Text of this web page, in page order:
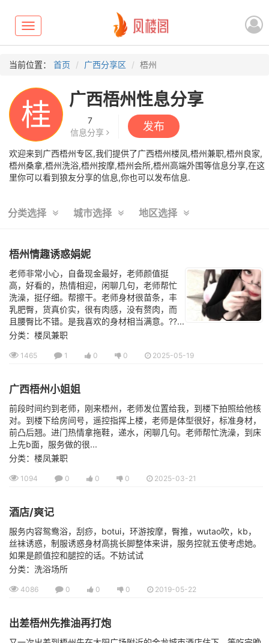
Toggle
navigation
当前位置： 首页 广西分享区 梧州
桂 广西梧州性息分享
7
信息分享
发布
欢迎来到广西梧州专区,我们提供了广西梧州楼凤,梧州兼职,梧州良家,
梧州桑拿,梧州洗浴,梧州按摩,梧州会所,梧州高端外围等信息分享,在这
里你可以看到狼友分享的信息,你也可以发布信息.
分类选择 城市选择 地区选择
梧州情趣诱惑娟妮
老师非常小心，自备现金最好，老师颜值挺
高，好看的，热情相迎，闲聊几句，老师帮忙
洗澡，挺仔细。帮擦干。老师身材很苗条，丰
乳肥臀，货真价实，很有肉感，没有赘肉，而
且腰臀比不错。是我喜欢的身材相当满意。??...
分类：楼凤兼职
1465 1 0 0 2025-05-19
广西梧州小姐姐
前段时间约到老师，刚来梧州，老师发位置给我，到楼下拍照给他核
对。到楼下给房间号，遥控指挥上楼，老师是体型很好，标准身材，
前凸后翘。进门热情拿拖鞋，递水，闲聊几句。老师帮忙洗澡，到床
上先b面，服务做的很...
分类：楼凤兼职
1094 0 0 0 2025-03-21
酒店/爽记
服务内容鸳鸯浴，刮痧，botui，环游按摩，臀推，wutao吹，kb，
丝袜诱惑，制服诱惑身材高挑长脚整体来讲，服务控就五使考虑她。
如果是颜值控和腿控的话。不妨试试
分类：洗浴场所
4086 0 0 0 2019-05-22
出差梧州先推油再打炮